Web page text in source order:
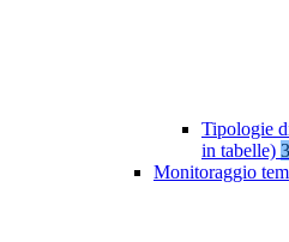
Tipologie
in tabelle) 3
Monitoraggio